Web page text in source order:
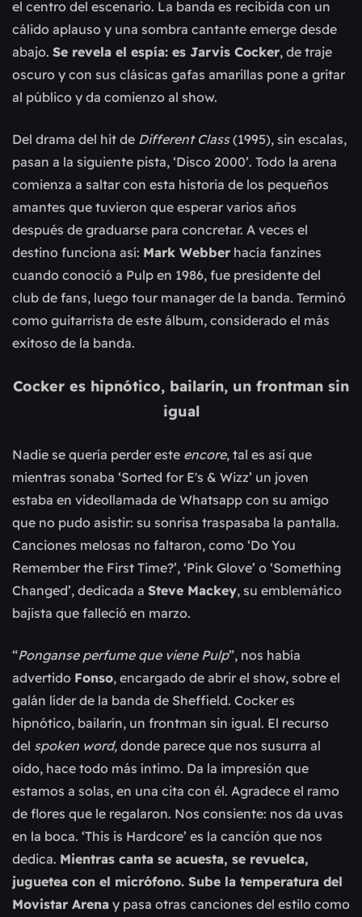
el centro del escenario. La banda es recibida con un
cálido aplauso y una sombra cantante emerge desde
abajo. Se revela el espía: es Jarvis Cocker, de traje
oscuro y con sus clásicas gafas amarillas pone a gritar
al público y da comienzo al show.
Del drama del hit de Different Class(1995), sin escalas,
pasan a la siguiente pista, ‘Disco 2000’. Todo la arena
comienza a saltar con esta historia de los pequeños
amantes que tuvieron que esperar varios años
después de graduarse para concretar. A veces el
destino funciona así: Mark Webber hacía fanzines
cuando conoció a Pulp en 1986, fue presidente del
club de fans, luego tour manager de la banda. Terminó
como guitarrista de este álbum, considerado el más
exitoso de la banda.
Cocker es hipnótico, bailarín, un frontman sin
igual
Nadie se quería perder este encore, tal es así que
mientras sonaba ‘Sorted for E's & Wizz’ un joven
estaba en videollamada de Whatsapp con su amigo
que no pudo asistir: su sonrisa traspasaba la pantalla.
Canciones melosas no faltaron, como ‘Do You
Remember the First Time?’, ‘Pink Glove’ o ‘Something
Changed’, dedicada a Steve Mackey, su emblemático
bajista que falleció en marzo.
“Ponganse perfume que viene Pulp”, nos había
advertido Fonso, encargado de abrir el show, sobre el
galán líder de la banda de Sheffield. Cocker es
hipnótico, bailarín, un frontman sin igual. El recurso
del spoken word, donde parece que nos susurra al
oído, hace todo más íntimo. Da la impresión que
estamos a solas, en una cita con él. Agradece el ramo
de flores que le regalaron. Nos consiente: nos da uvas
en la boca. ‘This is Hardcore’ es la canción que nos
dedica. Mientras canta se acuesta, se revuelca,
juguetea con el micrófono. Sube la temperatura del
Movistar Arena y pasa otras canciones del estilo como